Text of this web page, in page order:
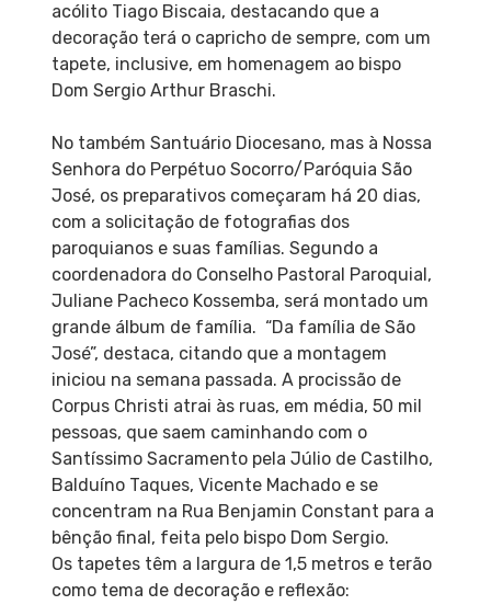
acólito Tiago Biscaia, destacando que a
decoração terá o capricho de sempre, com um
tapete, inclusive, em homenagem ao bispo
Dom Sergio Arthur Braschi.
No também Santuário Diocesano, mas à Nossa
Senhora do Perpétuo Socorro/Paróquia São
José, os preparativos começaram há 20 dias,
com a solicitação de fotografias dos
paroquianos e suas famílias. Segundo a
coordenadora do Conselho Pastoral Paroquial,
Juliane Pacheco Kossemba, será montado um
grande álbum de família. “Da família de São
José”, destaca, citando que a montagem
iniciou na semana passada. A procissão de
Corpus Christi atrai às ruas, em média, 50 mil
pessoas, que saem caminhando com o
Santíssimo Sacramento pela Júlio de Castilho,
Balduíno Taques, Vicente Machado e se
concentram na Rua Benjamin Constant para a
bênção final, feita pelo bispo Dom Sergio.
Os tapetes têm a largura de 1,5 metros e terão
como tema de decoração e reflexão: